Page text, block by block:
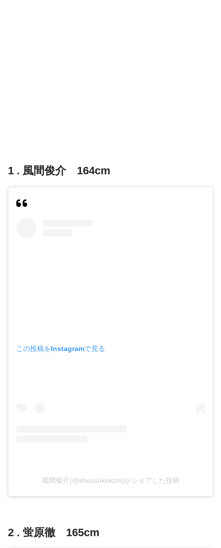
1 . 風間俊介 164cm
この投稿をInstagramで見る
風間俊介(@shunsukekzm)がシェアした投稿
2 . 蛍原徹 165cm